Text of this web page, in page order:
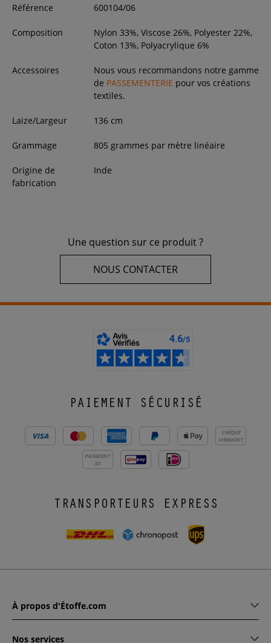
Référence 600104/06
Composition
Nylon 33%, Viscose 26%, Polyester 22%,
Coton 13%, Polyacrylique 6%
Accessoires
Nous vous recommandons notre gamme
de PASSEMENTERIE pour vos créations
textiles.
Laize/Largeur 136 cm
Grammage 805 grammes par mètre linéaire
Origine de
fabrication
Inde
Une question sur ce produit ?
NOUS CONTACTER
PAIEMENT SÉCURISÉ
CHÈQUE
VIREMENT
PAIEMENT
X3
TRANSPORTEURS EXPRESS
À propos d'Étoffe.com
Nos services